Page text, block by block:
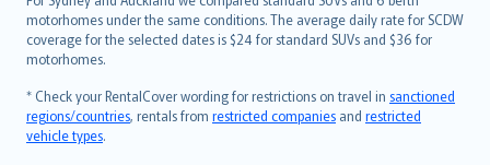
motorhomes under the same conditions. The average daily rate for SCDW
coverage for the selected dates is $24 for standard SUVs and $36 for
motorhomes.
* Check your RentalCover wording for restrictions on travel in sanctioned
regions/countries, rentals from restricted companies and restricted
vehicle types.